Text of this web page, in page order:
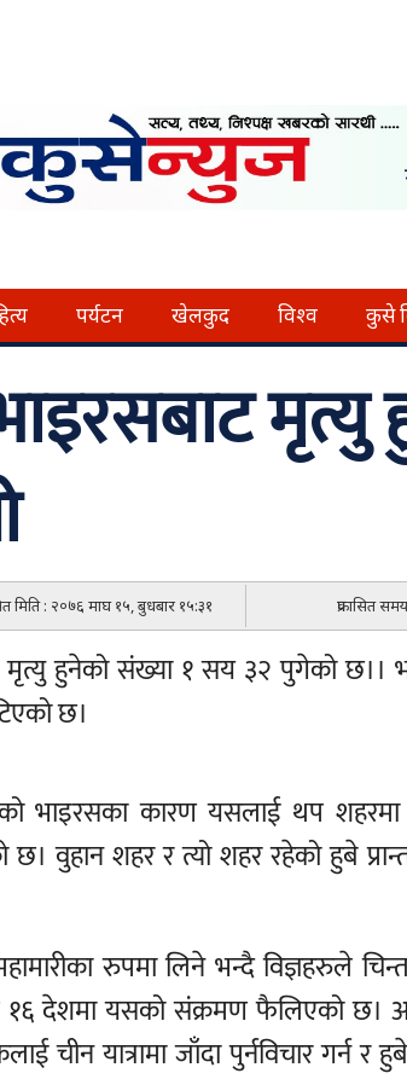
पर्यटन खेलकुद विश्व कुसे
मिति : २०७६ माघ १५, बुधबार १५:३१ प्रकासित
मृत्यु हुनेको संख्या १ सय ३२ पुगेको छ।।
छ।
भाइरसका कारण यसलाई थप
वुहान शहर र त्यो शहर रहेको हुबे
रुपमा लिने भन्दै विज्ञहरुले
देशमा यसको संक्रमण फैलिएको छ।
यात्रामा जाँदा पुर्नविचार गर्न र हुबे